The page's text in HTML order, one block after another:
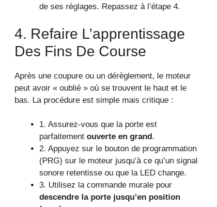
de ses réglages. Repassez à l’étape 4.
4. Refaire L’apprentissage
Des Fins De Course
Après une coupure ou un dérèglement, le moteur
peut avoir « oublié » où se trouvent le haut et le
bas. La procédure est simple mais critique :
1. Assurez-vous que la porte est
parfaitement ouverte en grand.
2. Appuyez sur le bouton de programmation
(PRG) sur le moteur jusqu’à ce qu’un signal
sonore retentisse ou que la LED change.
3. Utilisez la commande murale pour
descendre la porte jusqu’en position